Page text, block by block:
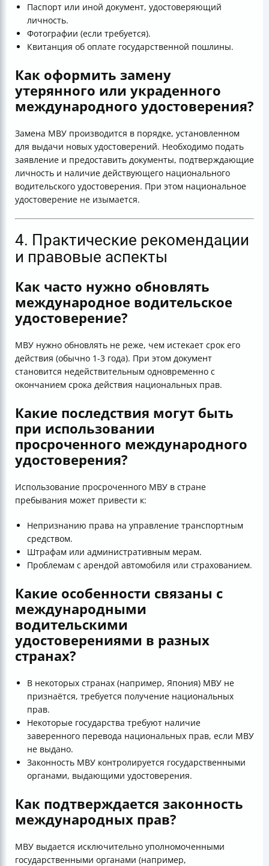
Паспорт или иной документ, удостоверяющий
личность.
Фотографии (если требуется).
Квитанция об оплате государственной пошлины.
Как оформить замену
утерянного или украденного
международного удостоверения?
Замена МВУ производится в порядке, установленном
для выдачи новых удостоверений. Необходимо подать
заявление и предоставить документы, подтверждающие
личность и наличие действующего национального
водительского удостоверения. При этом национальное
удостоверение не изымается.
4. Практические рекомендации
и правовые аспекты
Как часто нужно обновлять
международное водительское
удостоверение?
МВУ нужно обновлять не реже, чем истекает срок его
действия (обычно 1-3 года). При этом документ
становится недействительным одновременно с
окончанием срока действия национальных прав.
Какие последствия могут быть
при использовании
просроченного международного
удостоверения?
Использование просроченного МВУ в стране
пребывания может привести к:
Непризнанию права на управление транспортным
средством.
Штрафам или административным мерам.
Проблемам с арендой автомобиля или страхованием.
Какие особенности связаны с
международными
водительскими
удостоверениями в разных
странах?
В некоторых странах (например, Япония) МВУ не
признаётся, требуется получение национальных
прав.
Некоторые государства требуют наличие
заверенного перевода национальных прав, если МВУ
не выдано.
Законность МВУ контролируется государственными
органами, выдающими удостоверения.
Как подтверждается законность
международных прав?
МВУ выдается исключительно уполномоченными
государственными органами (например,